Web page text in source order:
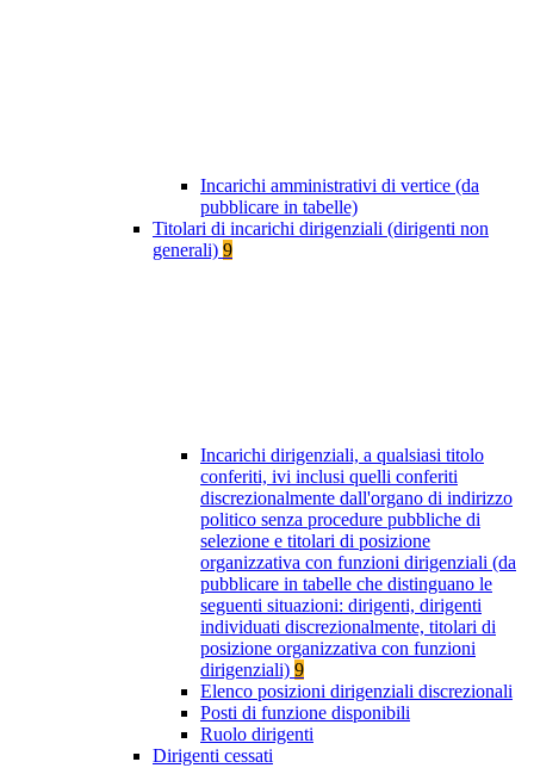
Incarichi amministrativi di vertice (da
pubblicare in tabelle)
Titolari di incarichi dirigenziali (dirigenti non
generali) 9
Incarichi dirigenziali, a qualsiasi titolo
conferiti, ivi inclusi quelli conferiti
discrezionalmente dall'organo di indirizzo
politico senza procedure pubbliche di
selezione e titolari di posizione
organizzativa con funzioni dirigenziali (da
pubblicare in tabelle che distinguano le
seguenti situazioni: dirigenti, dirigenti
individuati discrezionalmente, titolari di
posizione organizzativa con funzioni
dirigenziali) 9
Elenco posizioni dirigenziali discrezionali
Posti di funzione disponibili
Ruolo dirigenti
Dirigenti cessati